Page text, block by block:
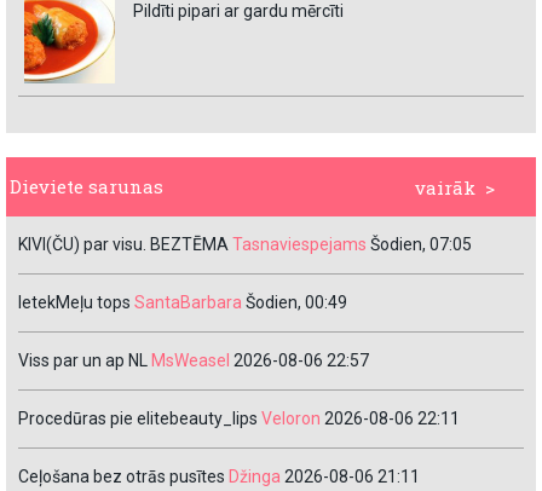
Pildīti pipari ar gardu mērcīti
vairāk >
Dieviete sarunas
KIVI(ČU) par visu. BEZTĒMATasnaviespejams Šodien, 07:05
IetekMeļu tops SantaBarbara Šodien, 00:49
Viss par un ap NL MsWeasel 2026-08-06 22:57
Procedūras pie elitebeauty_lips Veloron 2026-08-06 22:11
Ceļošana bez otrās pusītes Džinga 2026-08-06 21:11